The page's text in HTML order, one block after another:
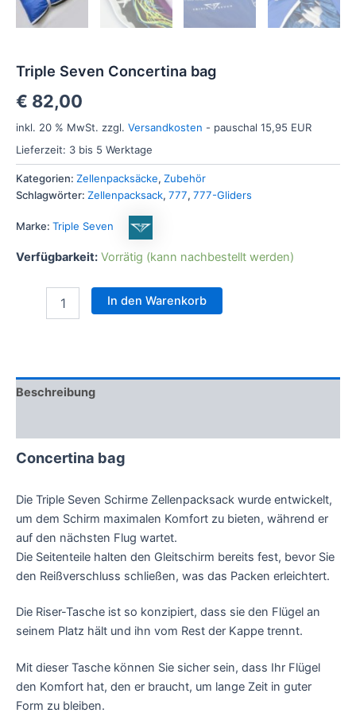
Triple Seven Concertina bag
€ 82,00
inkl. 20 % MwSt. zzgl. Versandkosten - pauschal 15,95 EUR
Lieferzeit: 3 bis 5 Werktage
Kategorien: Zellenpacksäcke, Zubehör
Schlagwörter: Zellenpacksack, 777, 777-Gliders
Marke: Triple Seven
Verfügbarkeit: Vorrätig (kann nachbestellt werden)
In den Warenkorb
Beschreibung
Concertina bag
Die Triple Seven Schirme Zellenpacksack wurde entwickelt,
um dem Schirm maximalen Komfort zu bieten, während er
auf den nächsten Flug wartet.
Die Seitenteile halten den Gleitschirm bereits fest, bevor Sie
den Reißverschluss schließen, was das Packen erleichtert.
Die Riser-Tasche ist so konzipiert, dass sie den Flügel an
seinem Platz hält und ihn vom Rest der Kappe trennt.
Mit dieser Tasche können Sie sicher sein, dass Ihr Flügel
den Komfort hat, den er braucht, um lange Zeit in guter
Form zu bleiben.